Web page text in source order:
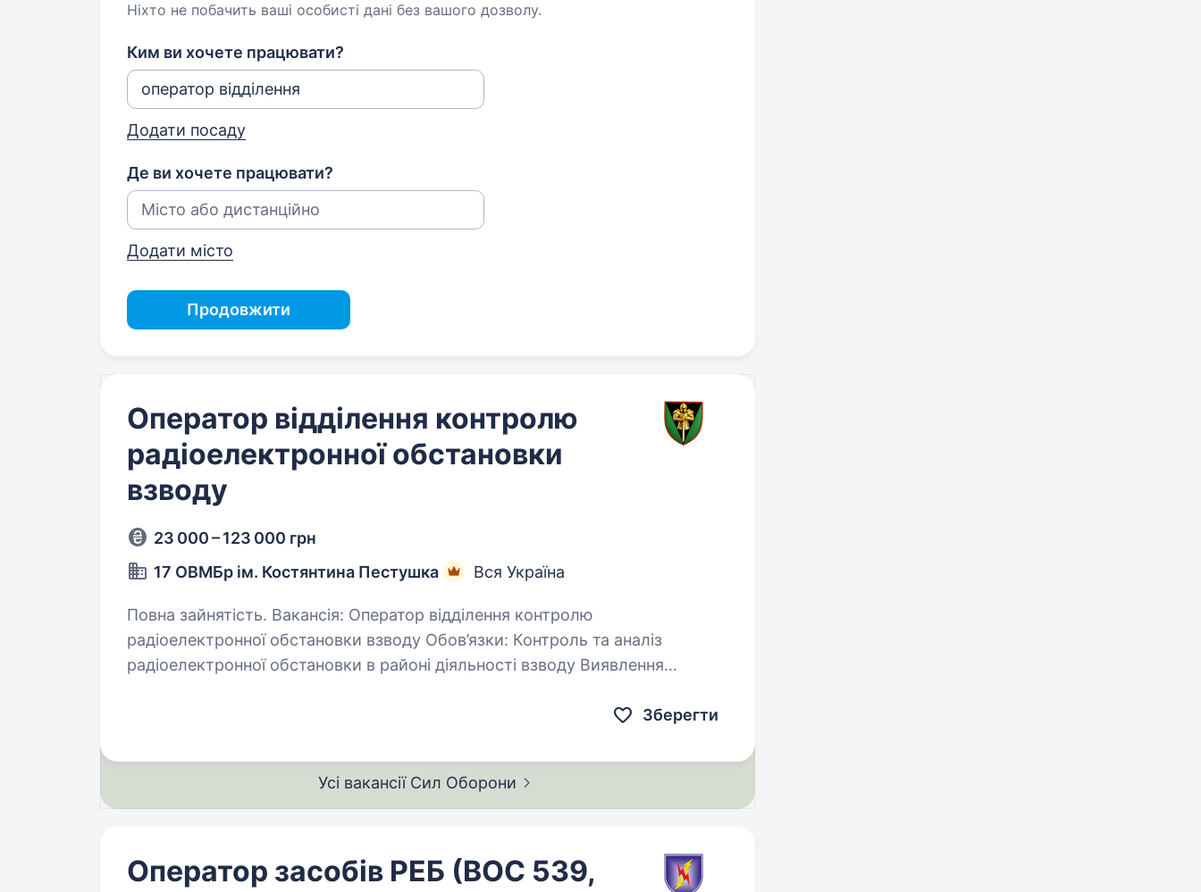
Ніхто не побачить ваші особисті дані без вашого дозволу.
Ким ви хочете працювати?
Додати посаду
Де ви хочете працювати?
Додати місто
Продовжити
Оператор відділення контролю
радіоелектронної обстановки
взводу
23 000 – 123 000 грн
17 ОВМБр ім. Костянтина Пестушка
Вся Україна
Повна зайнятість. Вакансія: Оператор відділення контролю
радіоелектронної обстановки взводу Обов’язки: Контроль та аналіз
радіоелектронної обстановки в районі діяльності взводу Виявлення
Зберегти
Усі вакансії Сил Оборони
Оператор засобів РЕБ (ВОС 539,